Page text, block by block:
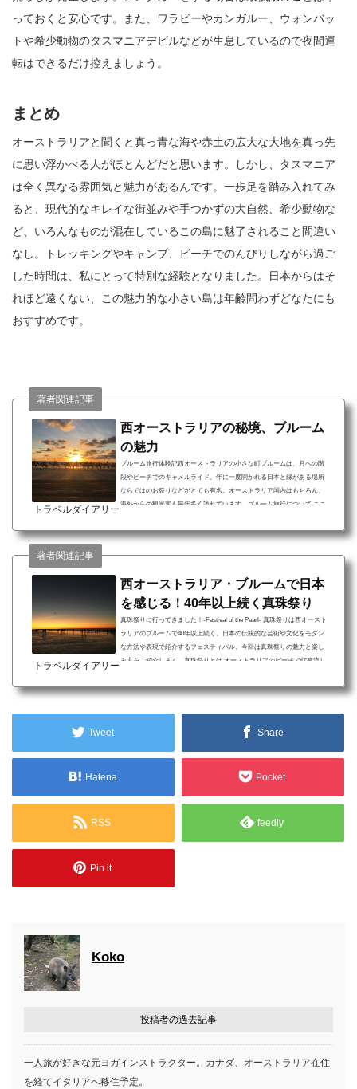
っておくと安心です。また、ワラビーやカンガルー、ウォンバッ
トや希少動物のタスマニアデビルなどが生息しているので夜間運
転はできるだけ控えましょう。
まとめ
オーストラリアと聞くと真っ青な海や赤土の広大な大地を真っ先
に思い浮かべる人がほとんどだと思います。しかし、タスマニア
は全く異なる雰囲気と魅力があるんです。一歩足を踏み入れてみ
ると、現代的なキレイな街並みや手つかずの大自然、希少動物な
ど、いろんなものが混在しているこの島に魅了されること間違い
なし。トレッキングやキャンプ、ビーチでのんびりしながら過ご
した時間は、私にとって特別な経験となりました。日本からはそ
れほど遠くない、この魅力的な小さい島は年齢問わずどなたにも
おすすめです。
西オーストラリアの秘境、ブルーム
の魅力
ブルーム旅行体験記西オーストラリアの小さな町ブルームは、月への階
段やビーチでのキャメルライド、年に一度開かれる日本と縁がある場所
ならではのお祭りなどがとても有名。オーストラリア国内はもちろん、
海外からの観光客も毎年多く訪れています。ブルーム旅行について ここ
祭り ２２.５メートルも続く美しいケーブルビーチブルームでは毎年３月
が見られます。実は日本と昔からつながりがあ...
トラベルダイアリー
著者関連記事
西オーストラリア・ブルームで日本
を感じる！40年以上続く真珠祭り
真珠祭りに行ってきました！-Festival of the Pearl- 真珠祭りは西オースト
ラリアのブルームで40年以上続く、日本の伝統的な芸術や文化をモダン
な方法や表現で紹介するフェスティバル。今回は真珠祭りの魅力と楽し
み方をご紹介します。真珠祭りとは オーストラリアのビーチで灯篭流し
日間開催される真珠祭りは、期間中に様々なイベントが行われます。最
元のアーティストたちによる日本文化や伝...
トラベルダイアリー
著者関連記事
Tweet Share
Hatena Pocket
RSS feedly
Pin it
Koko
投稿者の過去記事
一人旅が好きな元ヨガインストラクター。カナダ、オーストラリア在住
を経てイタリアへ移住予定。